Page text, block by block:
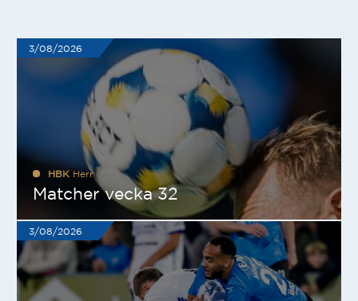
3/08/2026
HBK Herr
Matcher vecka 32
3/08/2026